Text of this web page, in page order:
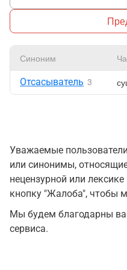
Синоним
Отсасыватель 3
Уважаемые
или синонимы,
нецензурной или
кнопку "Жалоба", чтобы
Мы будем благодарны
сервиса.